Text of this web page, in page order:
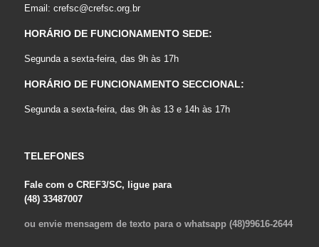
Email: crefsc@crefsc.org.br
HORÁRIO DE FUNCIONAMENTO SEDE:
Segunda a sexta-feira, das 9h às 17h
HORÁRIO DE FUNCIONAMENTO SECCIONAL:
Segunda a sexta-feira, das 9h às 13 e 14h às 17h
TELEFONES
Fale com o CREF3/SC, ligue para
(48) 33487007
ou envie mensagem de texto para o whatsapp (48)99616-2644